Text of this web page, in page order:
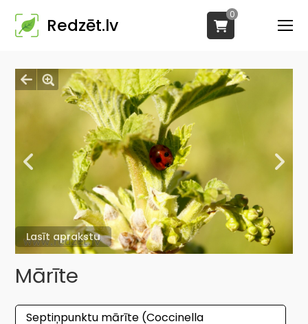
Redzēt.lv
0
Lasīt aprakstu
Mārīte
Septiņpunktu mārīte (Coccinella